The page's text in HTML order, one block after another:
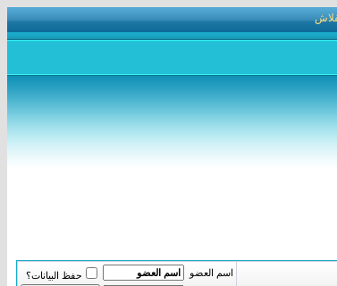
اسم العضو
حفظ البيانات؟